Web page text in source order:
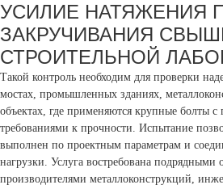
УСИЛИЕ НАТЯЖЕНИЯ
ЗАКРУЧИВАНИЯ
СТРОИТЕЛЬНОЙ
Такой контроль необходим для проверки
мостах, промышленных зданиях,
объектах, где применяются крупные болты
требованиями к прочности. Испытание
выполнен по проектным параметрам и
нагрузки. Услуга востребована подрядными
производителями металлоконструкций,